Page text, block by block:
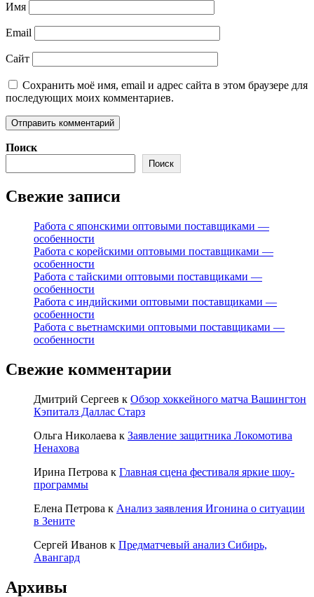
Имя
Email
Сайт
Сохранить моё имя, email и адрес сайта в этом браузере для
последующих моих комментариев.
Поиск
Поиск
Свежие записи
Работа с японскими оптовыми поставщиками —
особенности
Работа с корейскими оптовыми поставщиками —
особенности
Работа с тайскими оптовыми поставщиками —
особенности
Работа с индийскими оптовыми поставщиками —
особенности
Работа с вьетнамскими оптовыми поставщиками —
особенности
Свежие комментарии
Дмитрий Сергеев к Обзор хоккейного матча Вашингтон
Кэпиталз Даллас Старз
Ольга Николаева к Заявление защитника Локомотива
Ненахова
Ирина Петрова к Главная сцена фестиваля яркие шоу-
программы
Елена Петрова к Анализ заявления Игонина о ситуации
в Зените
Сергей Иванов к Предматчевый анализ Сибирь,
Авангард
Архивы